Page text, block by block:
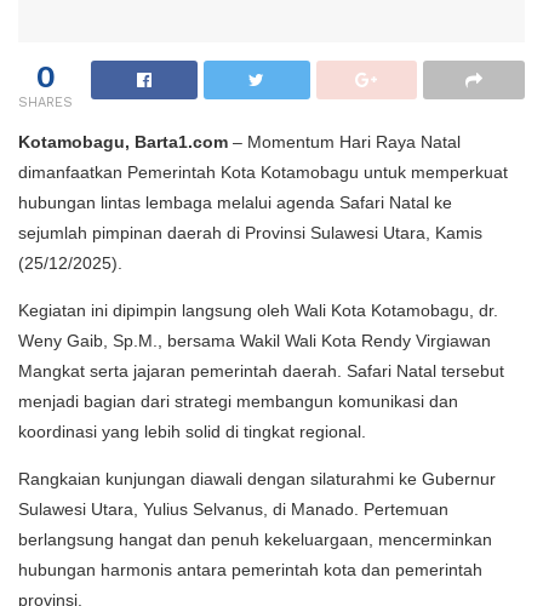
0
SHARES
Kotamobagu, Barta1.com – Momentum Hari Raya Natal
dimanfaatkan Pemerintah Kota Kotamobagu untuk memperkuat
hubungan lintas lembaga melalui agenda Safari Natal ke
sejumlah pimpinan daerah di Provinsi Sulawesi Utara, Kamis
(25/12/2025).
Kegiatan ini dipimpin langsung oleh Wali Kota Kotamobagu, dr.
Weny Gaib, Sp.M., bersama Wakil Wali Kota Rendy Virgiawan
Mangkat serta jajaran pemerintah daerah. Safari Natal tersebut
menjadi bagian dari strategi membangun komunikasi dan
koordinasi yang lebih solid di tingkat regional.
Rangkaian kunjungan diawali dengan silaturahmi ke Gubernur
Sulawesi Utara, Yulius Selvanus, di Manado. Pertemuan
berlangsung hangat dan penuh kekeluargaan, mencerminkan
hubungan harmonis antara pemerintah kota dan pemerintah
provinsi.